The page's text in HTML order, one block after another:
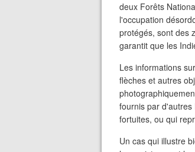
deux Forêts
l'occupation
protégés, sont des
garantit que les
Les informations
flèches et autres
fournis par
fortuites, ou qui
Un cas qui illustre